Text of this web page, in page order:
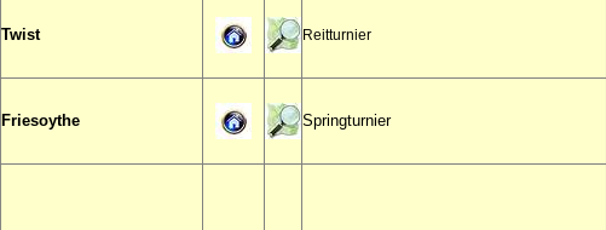
Twist Reitturnier
Friesoythe Springturnier